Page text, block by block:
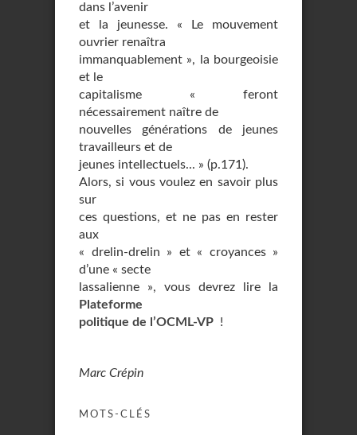
dans l’avenir
et la jeunesse. « Le mouvement
ouvrier renaîtra
immanquablement », la bourgeoisie
et le
capitalisme « feront
nécessairement naître de
nouvelles générations de jeunes
travailleurs et de
jeunes intellectuels... » (p.171).
Alors, si vous voulez en savoir plus
sur
ces questions, et ne pas en rester
aux
« drelin-drelin » et « croyances »
d’une « secte
lassalienne », vous devrez lire la
Plateforme
politique de l’OCML-VP !
Marc Crépin
MOTS-CLÉS